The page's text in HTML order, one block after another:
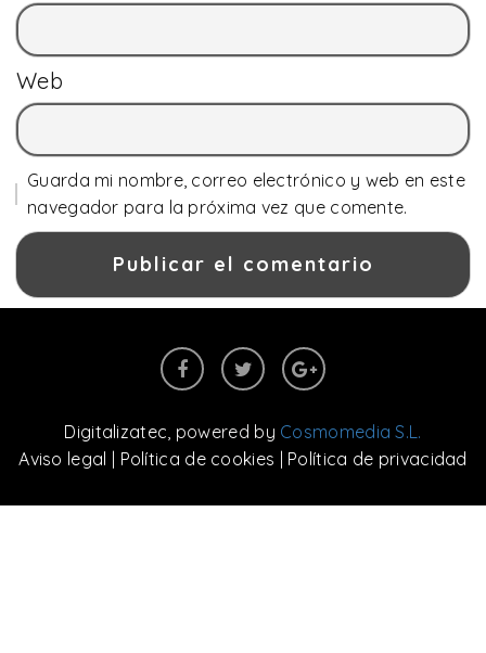
Web
Guarda mi nombre, correo electrónico y web en este
navegador para la próxima vez que comente.
Digitalizatec , powered by Cosmomedia S.L.
Aviso legal | Política de cookies | Política de privacidad